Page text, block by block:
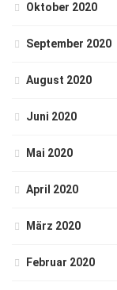
Oktober 2020
September 2020
August 2020
Juni 2020
Mai 2020
April 2020
März 2020
Februar 2020